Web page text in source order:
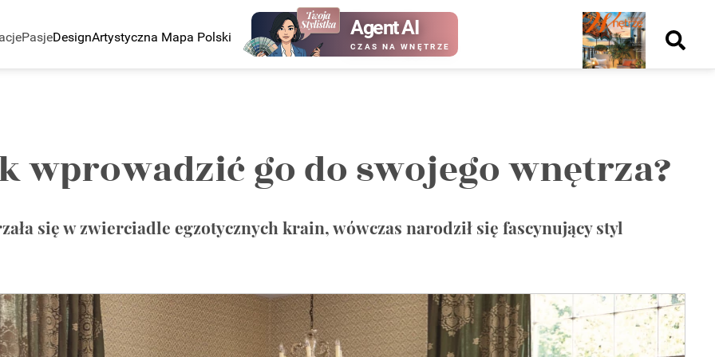
PasjeDesignArtystyczna Mapa Polski Agent AI
CZAS NA WNĘTRZE
Nowy
numer
kup ten
numer
kup ten
numer
wprowadzić go do swojego wnętrza?
się w zwierciadle egzotycznych krain, wówczas narodził się fascynujący styl